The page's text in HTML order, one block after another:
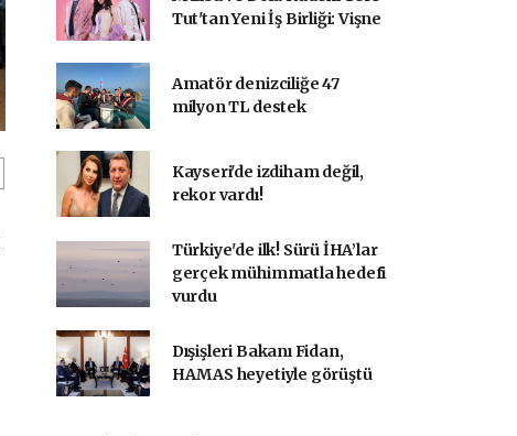
Tut'tan Yeni İş Birliği: Vişne
Amatör denizciliğe 47
milyon TL destek
Kayseri'de izdiham değil,
rekor vardı!
Türkiye'de ilk! Sürü İHA’lar
gerçek mühimmatla hedefi
vurdu
Dışişleri Bakanı Fidan,
HAMAS heyetiyle görüştü